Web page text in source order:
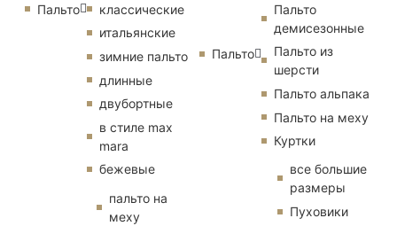
Пальто
классические
итальянские
зимние пальто
длинные
двубортные
в стиле max
mara
бежевые
пальто на
меху
Пальто
Пальто
демисезонные
Пальто из
шерсти
Пальто альпака
Пальто на меху
Куртки
все большие
размеры
Пуховики